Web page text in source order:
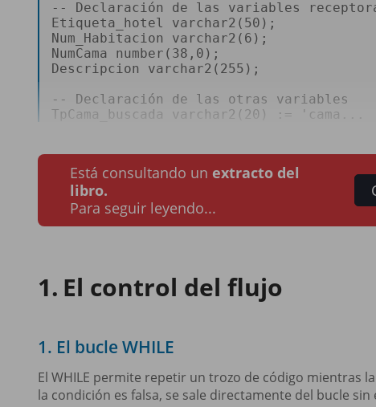
-- Declaración de las variables
Etiqueta_hotel varchar2( 50 );
Num_Habitacion varchar2( 6 );
NumCama number( 38 , 0 );
Descripcion varchar2( 255 );
-- Declaración de las otras variables
TpCama_buscada varchar2( 20 ) : = 'cama...
Está consultando un extracto del
libro.
Para seguir leyendo...
El control del flujo
1. El bucle WHILE
El WHILE permite repetir un trozo de código mientras
la condición es falsa, se sale directamente del bucle